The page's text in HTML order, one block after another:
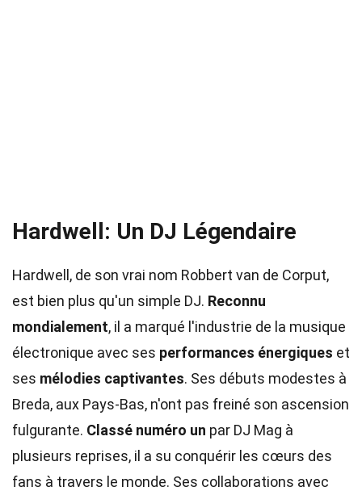
Hardwell: Un DJ Légendaire
Hardwell, de son vrai nom Robbert van de Corput,
est bien plus qu'un simple DJ. Reconnu
mondialement, il a marqué l'industrie de la musique
électronique avec ses performances énergiques et
ses mélodies captivantes. Ses débuts modestes à
Breda, aux Pays-Bas, n'ont pas freiné son ascension
fulgurante. Classé numéro un par DJ Mag à
plusieurs reprises, il a su conquérir les cœurs des
fans à travers le monde. Ses collaborations avec